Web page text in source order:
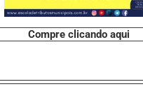
Compre clicando aqui